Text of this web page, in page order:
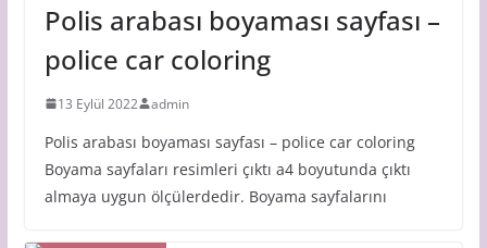
Polis arabası boyaması sayfası –
police car coloring
13 Eylül 2022 admin
Polis arabası boyaması sayfası – police car coloring
Boyama sayfaları resimleri çıktı a4 boyutunda çıktı
almaya uygun ölçülerdedir. Boyama sayfalarını